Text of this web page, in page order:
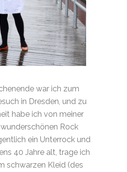
war ich zum
in Dresden, und zu
habe ich von meiner
Rock
ein Unterrock und
40 Jahre alt, trage ich
schwarzen Kleid (des